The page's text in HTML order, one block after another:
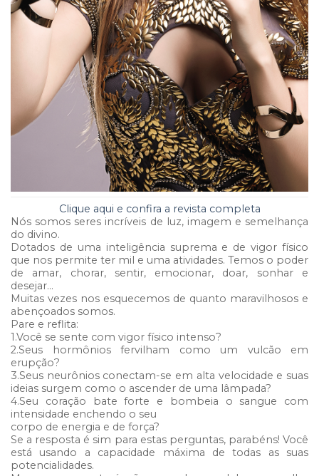
Clique aqui e confira a revista completa
Nós somos seres incríveis de luz, imagem e semelhança
do divino.
Dotados de uma inteligência suprema e de vigor físico
que nos permite ter mil e uma atividades. Temos o poder
de amar, chorar, sentir, emocionar, doar, sonhar e
desejar…
Muitas vezes nos esquecemos de quanto maravilhosos e
abençoados somos.
Pare e reflita:
1.Você se sente com vigor físico intenso?
2.Seus hormônios fervilham como um vulcão em
erupção?
3.Seus neurônios conectam-se em alta velocidade e suas
ideias surgem como o ascender de uma lâmpada?
4.Seu coração bate forte e bombeia o sangue com
intensidade enchendo o seu
corpo de energia e de força?
Se a resposta é sim para estas perguntas, parabéns! Você
está usando a capacidade máxima de todas as suas
potencialidades.